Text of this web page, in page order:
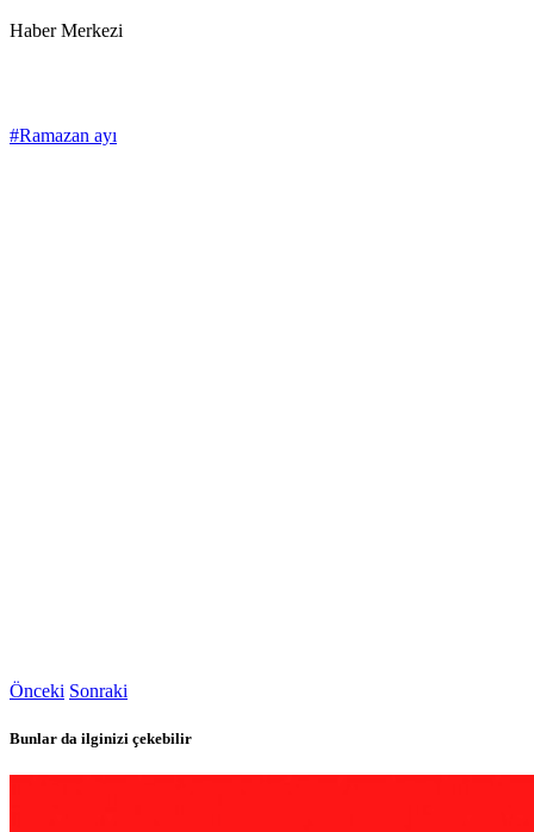
Haber Merkezi
#Ramazan ayı
Önceki Sonraki
Bunlar da ilginizi çekebilir